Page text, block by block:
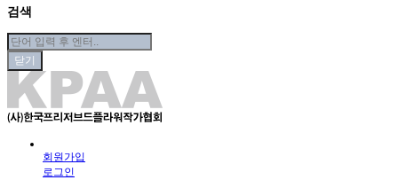
검색
닫기
회원가입
로그인